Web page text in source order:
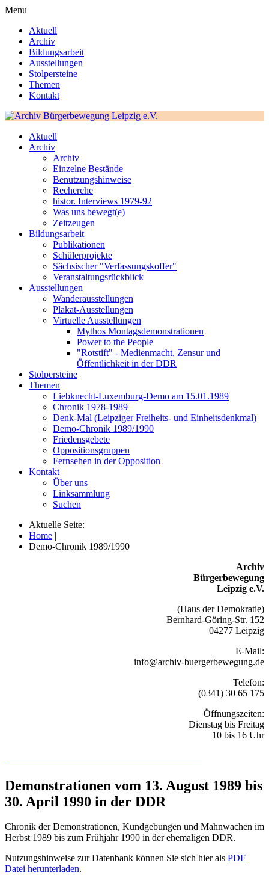
Menu
Aktuell
Archiv
Bildungsarbeit
Ausstellungen
Stolpersteine
Themen
Kontakt
Aktuell
Archiv
Archiv
Einzelne Bestände
Benutzungshinweise
Recherche
histor. Interviews 1979-92
Was uns bewegt(e)
Zeitzeugen
Bildungsarbeit
Publikationen
Schülerprojekte
Sächsischer "Verfassungskoffer"
Veranstaltungsrückblick
Ausstellungen
Wanderausstellungen
Plakat-Ausstellungen
Virtuelle Ausstellungen
Mythos Montagsdemonstrationen
Power to the People
"Rotstift" - Medienmacht, Zensur und
Öffentlichkeit in der DDR
Stolpersteine
Themen
Liebknecht-Luxemburg-Demo am 15.01.1989
Chronik 1978-1989
Denk-Mal (Leipziger Freiheits- und Einheitsdenkmal)
Demo-Chronik 1989/1990
Friedensgebete
Oppositionsgruppen
Fernsehen in der Opposition
Kontakt
Über uns
Linksammlung
Suchen
Aktuelle Seite:
Home |
Demo-Chronik 1989/1990
Archiv
Bürgerbewegung
Leipzig e.V.
(Haus der Demokratie)
Bernhard-Göring-Str. 152
04277 Leipzig
E-Mail:
info@archiv-buergerbewegung.de
Telefon:
(0341) 30 65 175
Öffnungszeiten:
Dienstag bis Freitag
10 bis 16 Uhr
Demonstrationen vom 13. August 1989 bis
30. April 1990 in der DDR
Chronik der Demonstrationen, Kundgebungen und Mahnwachen im
Herbst 1989 bis zum Frühjahr 1990 in der ehemaligen DDR.
Nutzungshinweise zur Datenbank können Sie sich hier als PDF
Datei herunterladen.